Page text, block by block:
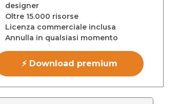
designer
Oltre 15.000 risorse
Licenza commerciale inclusa
Annulla in qualsiasi momento
⚡ Download premium